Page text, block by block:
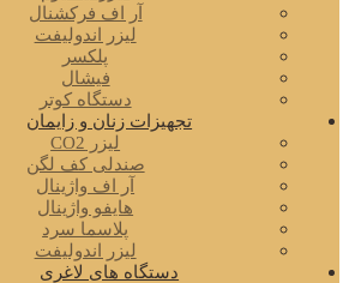
آر اف فرکشنال
لیزر اندولیفت
پلکسر
فیشال
دستگاه کوتر
تجهیزات زنان و زایمان
لیزر CO2
صندلی کف لگن
آر اف واژینال
هایفو واژینال
پلاسما سرد
لیزر اندولیفت
دستگاه های لاغری